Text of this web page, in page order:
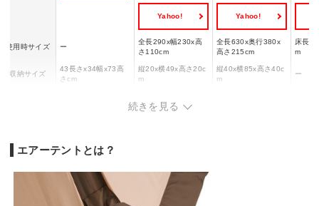
Yahoo! Yahoo!
使用時サイズ ー
全長290x幅230x高
さ110cm
全長630x奥行380x
高さ215cm
床長
m
収納サイズ
43長さx34幅x73高
さcm
縦20x横49x高さ20c
m
縦40x横85x高さ40c
m
ー
素材
ポリエチレン/レイン
フライ素材：ポリエ
続きを見る
エアーテントとは？